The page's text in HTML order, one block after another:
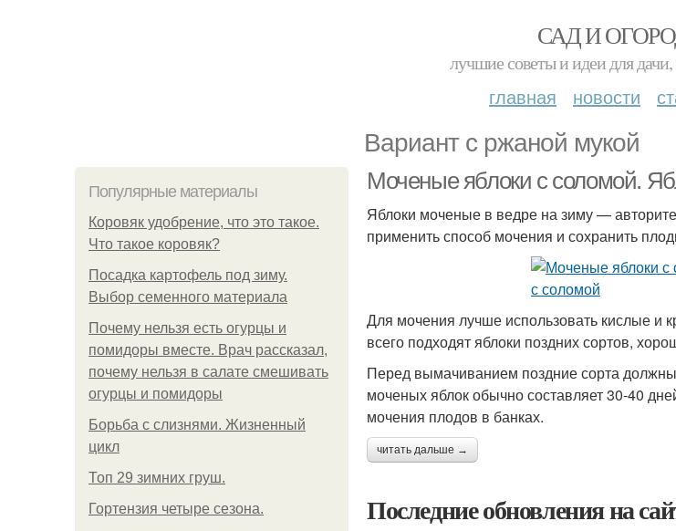
САД И
лучшие советы и идеи для дачи,
главная новости
Вариант с ржаной мукой
Популярные материалы
Коровяк удобрение, что это такое.
Что такое коровяк?
Посадка картофель под зиму.
Выбор семенного материала
Почему нельзя есть огурцы и
помидоры вместе. Врач рассказал,
почему нельзя в салате смешивать
огурцы и помидоры
Борьба с слизнями. Жизненный
цикл
Топ 29 зимних груш.
Гортензия четыре сезона.
Моченые яблоки с соломой.
Яблоки моченые в ведре на зиму —
применить способ мочения и сохранить
Для мочения лучше использовать кислые и
всего подходят яблоки поздних сортов,
Перед вымачиванием поздние сорта
моченых яблок обычно составляет 30-40
мочения плодов в банках.
читать дальше →
Последние обновления на